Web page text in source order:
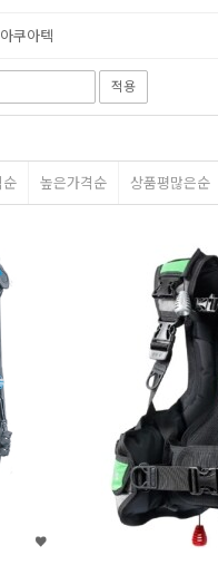
아쿠아텍
적용
순 높은가격순 상품평많은순